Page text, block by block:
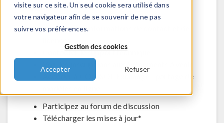
visite sur ce site. Un seul cookie sera utilisé dans
votre navigateur afin de se souvenir de ne pas
suivre vos préférences.
Gestion des cookies
Accepter Refuser
Bénéfices:
Modifier les informations de contact et de
Contacter le support technique
Voir les inscriptions aux évènements à venir
Accéder à COMSOL Exchange - partage de
Participez au forum de discussion
Télécharger les mises à jour*